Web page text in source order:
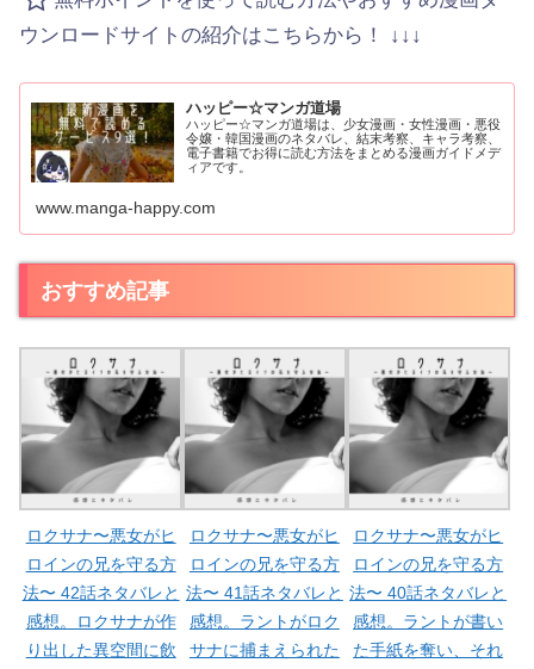
ウンロードサイトの紹介はこちらから！ ↓↓↓
ハッピー☆マンガ道場
ハッピー☆マンガ道場は、少女漫画・女性漫画・悪役
令嬢・韓国漫画のネタバレ、結末考察、キャラ考察、
電子書籍でお得に読む方法をまとめる漫画ガイドメデ
ィアです。
www.manga-happy.com
おすすめ記事
ロクサナ〜悪女がヒ
ロインの兄を守る方
法〜 42話ネタバレと
感想。ロクサナが作
り出した異空間に飲
ロクサナ〜悪女がヒ
ロインの兄を守る方
法〜 41話ネタバレと
感想。ラントがロク
サナに捕まえられた
ロクサナ〜悪女がヒ
ロインの兄を守る方
法〜 40話ネタバレと
感想。ラントが書い
た手紙を奪い、それ